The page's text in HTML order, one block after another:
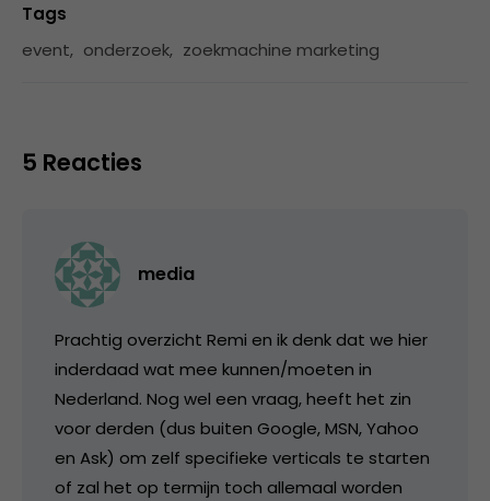
Tags
event, onderzoek, zoekmachine marketing
5 Reacties
media
Prachtig overzicht Remi en ik denk dat we hier
inderdaad wat mee kunnen/moeten in
Nederland. Nog wel een vraag, heeft het zin
voor derden (dus buiten Google, MSN, Yahoo
en Ask) om zelf specifieke verticals te starten
of zal het op termijn toch allemaal worden